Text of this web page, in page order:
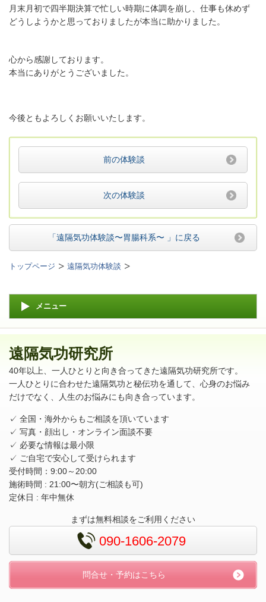
月末月初で四半期決算で忙しい時期に体調を崩し、仕事も休めず
どうしようかと思っておりましたが本当に助かりました。
心から感謝しております。
本当にありがとうございました。
今後ともよろしくお願いいたします。
前の体験談
次の体験談
「遠隔気功体験談〜胃腸科系〜 」 に戻る
トップページ 遠隔気功体験談
メニュー
遠隔気功研究所
40年以上、一人ひとりと向き合ってきた遠隔気功研究所です。
一人ひとりに合わせた遠隔気功と秘伝功を通して、心身のお悩み
だけでなく、人生のお悩みにも向き合っています。
✓ 全国・海外からもご相談を頂いています
✓ 写真・顔出し・オンライン面談不要
✓ 必要な情報は最小限
✓ ご自宅で安心して受けられます
受付時間：9:00～20:00
施術時間 : 21:00〜朝方(ご相談も可)
定休日 : 年中無休
まずは無料相談をご利用ください
090-1606-2079
問合せ・予約はこちら